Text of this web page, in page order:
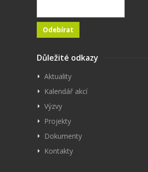
Důležité odkazy
Aktuality
Kalendář akcí
Výzvy
Projekty
Dokumenty
Kontakty